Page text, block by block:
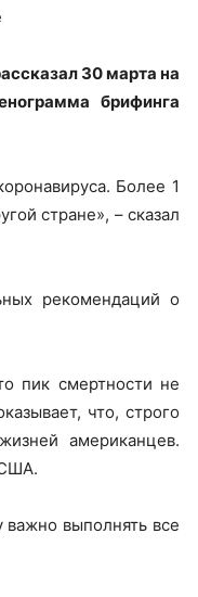
30 марта на
брифинга
Более 1
стране», – сказал
рекомендаций о
пик смертности не
что, строго
американцев.
выполнять все